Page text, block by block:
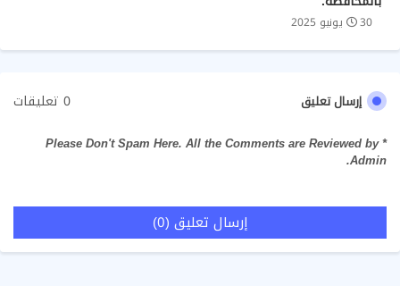
30 يونيو 2025
إرسال تعليق 0 تعليقات
* Please Don't Spam Here. All the Comments are Reviewed by
Admin.
إرسال تعليق (0)